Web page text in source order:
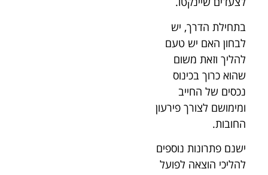
בתחילת הדרך, יש
לבחון האם יש טעם
להליך וזאת משום
שהוא כרוך בכינוס
נכסים של החייב
ומימושם לצורך פירעון
החובות.
ישנם פתרונות נוספים
להליכי הוצאה לפועל